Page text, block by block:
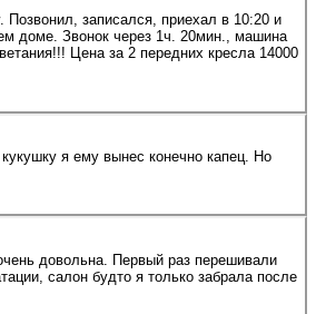
записался, приехал в 10:20 и
доме. Звонок через 1ч. 20мин., машина
14000
довольна. Первый раз перешивали
салон будто я только забрала после